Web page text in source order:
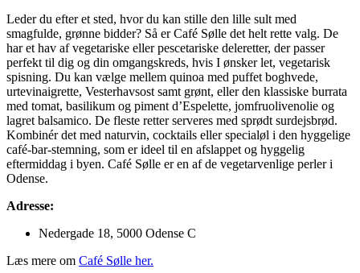
Leder du efter et sted, hvor du kan stille den lille sult med
smagfulde, grønne bidder? Så er Café Sølle det helt rette valg. De
har et hav af vegetariske eller pescetariske deleretter, der passer
perfekt til dig og din omgangskreds, hvis I ønsker let, vegetarisk
spisning. Du kan vælge mellem quinoa med puffet boghvede,
urtevinaigrette, Vesterhavsost samt grønt, eller den klassiske burrata
med tomat, basilikum og piment d’Espelette, jomfruolivenolie og
lagret balsamico. De fleste retter serveres med sprødt surdejsbrød.
Kombinér det med naturvin, cocktails eller specialøl i den hyggelige
café-bar-stemning, som er ideel til en afslappet og hyggelig
eftermiddag i byen. Café Sølle er en af de vegetarvenlige perler i
Odense.
Adresse:
Nedergade 18, 5000 Odense C
Læs mere om Café Sølle her.